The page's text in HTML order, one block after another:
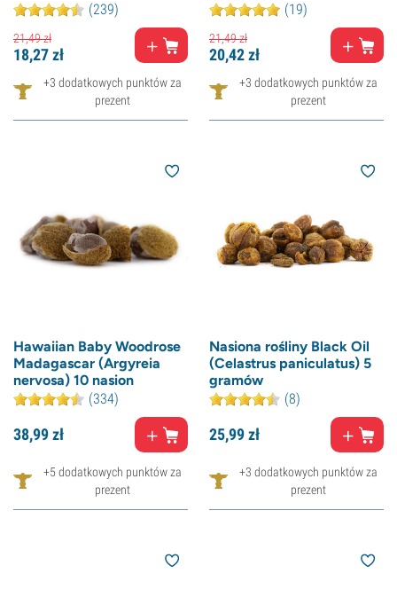
(239)
21,49zł
18,27zł
+3 dodatkowych punktów za
prezent
(19)
21,49zł
20,42zł
+3 dodatkowych punktów za
prezent
Hawaiian Baby Woodrose
Madagascar (Argyreia
nervosa) 10 nasion
(334)
38,99zł
+5 dodatkowych punktów za
prezent
Nasiona rośliny Black Oil
(Celastrus paniculatus) 5
gramów
(8)
25,99zł
+3 dodatkowych punktów za
prezent